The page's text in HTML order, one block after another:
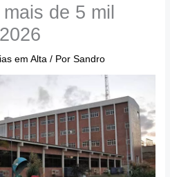
de 5 mil
em Alta / PorSandro